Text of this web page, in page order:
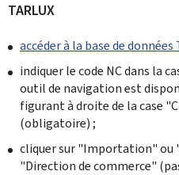
TARLUX
accéder à la base de données
indiquer le code NC dans la
outil de navigation est
figurant à droite de la case
(obligatoire) ;
cliquer sur "Importation" ou
"Direction de commerce"